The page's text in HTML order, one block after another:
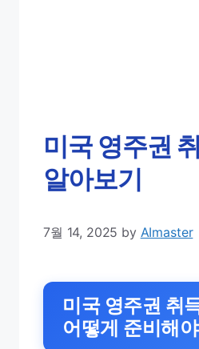
미국 영주권
알아보기
7월 14, 2025 by AImaster
미국 영주권 취
어떻게 준비해